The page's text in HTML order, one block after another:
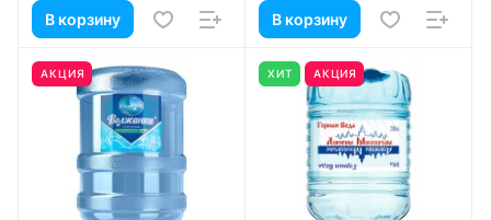
В корзину В корзину
АКЦИЯ ХИТ АКЦИЯ